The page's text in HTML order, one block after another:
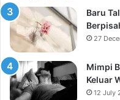
Baru
27
Mimpi
Keluar
12 July